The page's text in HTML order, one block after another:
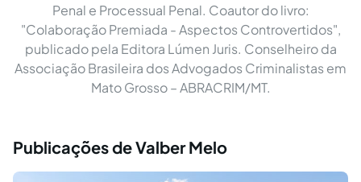
Penal e Processual Penal. Coautor do livro:
"Colaboração Premiada - Aspectos Controvertidos",
publicado pela Editora Lúmen Juris. Conselheiro da
Associação Brasileira dos Advogados Criminalistas em
Mato Grosso – ABRACRIM/MT.
Publicações de Valber Melo